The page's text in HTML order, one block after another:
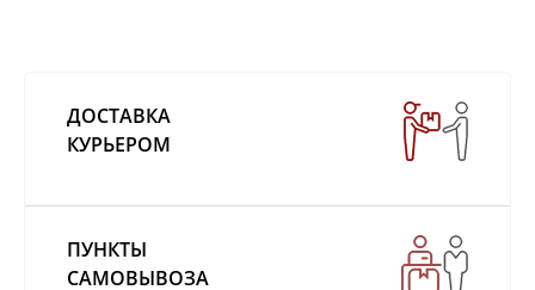
ДОСТАВКА
КУРЬЕРОМ
ПУНКТЫ
САМОВЫВОЗА